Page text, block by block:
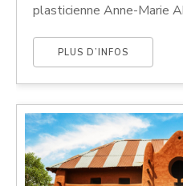
plasticienne Anne-Marie
PLUS D’INFOS